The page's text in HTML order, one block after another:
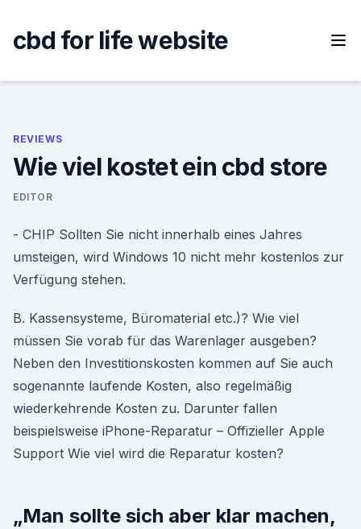
content
cbd for life website
REVIEWS
Wie viel kostet ein cbd store
EDITOR
- CHIP Sollten Sie nicht innerhalb eines Jahres
umsteigen, wird Windows 10 nicht mehr kostenlos zur
Verfügung stehen.
B. Kassensysteme, Büromaterial etc.)? Wie viel
müssen Sie vorab für das Warenlager ausgeben?
Neben den Investitionskosten kommen auf Sie auch
sogenannte laufende Kosten, also regelmäßig
wiederkehrende Kosten zu. Darunter fallen
beispielsweise iPhone-Reparatur – Offizieller Apple
Support Wie viel wird die Reparatur kosten?
„Man sollte sich aber klar machen,